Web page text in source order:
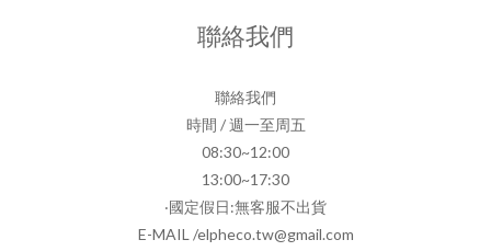
聯絡我們
聯絡我們
時間 / 週一至周五
08:30~12:00
13:00~17:30
‧國定假日:無客服不出貨
E-MAIL /elpheco.tw@gmail.com